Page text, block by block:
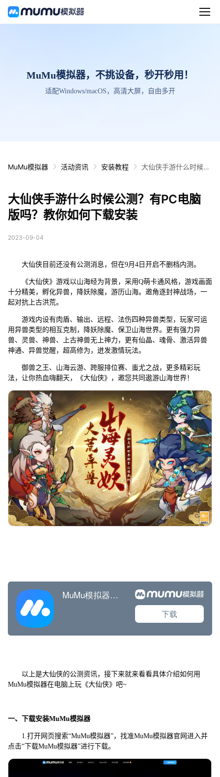
MuMu模拟器，不挑设备，秒开秒用！
适配Windows/macOS，高清大屏，自由多开
MuMu模拟器 活动资讯 安装教程
大仙侠手游什么时候公
大仙侠手游什么时候公测？有PC电脑
版吗？教你如何下载安装
2023-09-04
大仙侠目前还没有公测消息，但在9月4日开启不删档内测。
《大仙侠》游戏以山海经为背景，采用Q萌卡通风格，游戏画面
十分精美，孵化异兽，降妖除魔，游历山海。邀角逐封神战场，一
起对抗上古洪荒。
游戏内设有肉盾、输出、远程、法伤四种异兽类型，玩家可运
用异兽类型的相互克制，降妖除魔、保卫山海世界。更有强力异
兽、灵兽、神兽、上古神兽无上神力，更有仙晶、魂骨、激活异兽
神通、异兽觉醒，超高修为，迸发激情玩法。
御兽之王、山海云游、跨服排位赛、蚩尤之战，更多精彩玩
法，让你热血嗨翻天，《大仙侠》，邀您共同遨游山海世界！
以上是大仙侠的公测资讯，接下来就来看看具体介绍如何用
MuMu模拟器在电脑上玩《大仙侠》吧~
一、下载安装MuMu模拟器
1.打开网页搜索“MuMu模拟器”，找准MuMu模拟器官网进入并
点击“下载MuMu模拟器”进行下载。